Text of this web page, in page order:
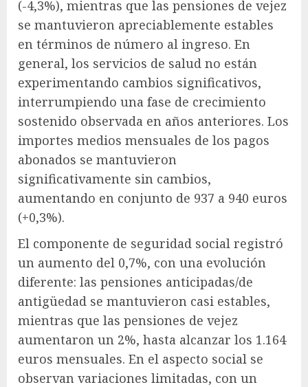
(-4,3%), mientras que las pensiones de vejez
se mantuvieron apreciablemente estables
en términos de número al ingreso. En
general, los servicios de salud no están
experimentando cambios significativos,
interrumpiendo una fase de crecimiento
sostenido observada en años anteriores. Los
importes medios mensuales de los pagos
abonados se mantuvieron
significativamente sin cambios,
aumentando en conjunto de 937 a 940 euros
(+0,3%).
El componente de seguridad social registró
un aumento del 0,7%, con una evolución
diferente: las pensiones anticipadas/de
antigüedad se mantuvieron casi estables,
mientras que las pensiones de vejez
aumentaron un 2%, hasta alcanzar los 1.164
euros mensuales. En el aspecto social se
observan variaciones limitadas, con un